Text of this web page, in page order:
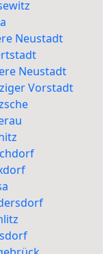
Neustadt
Neustadt
Vorstadt